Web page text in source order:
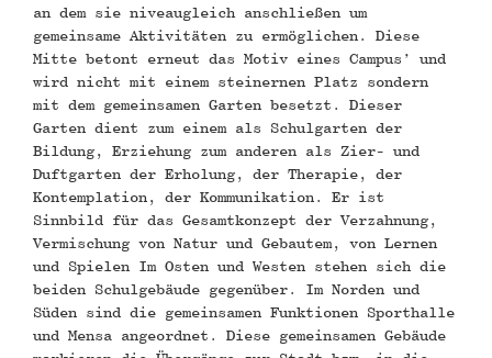
an dem sie niveaugleich anschließen um
gemeinsame Aktivitäten zu ermöglichen. Diese
Mitte betont erneut das Motiv eines Campus’ und
wird nicht mit einem steinernen Platz sondern
mit dem gemeinsamen Garten besetzt. Dieser
Garten dient zum einem als Schulgarten der
Bildung, Erziehung zum anderen als Zier- und
Duftgarten der Erholung, der Therapie, der
Kontemplation, der Kommunikation. Er ist
Sinnbild für das Gesamtkonzept der Verzahnung,
Vermischung von Natur und Gebautem, von Lernen
und Spielen Im Osten und Westen stehen sich die
beiden Schulgebäude gegenüber. Im Norden und
Süden sind die gemeinsamen Funktionen Sporthalle
und Mensa angeordnet. Diese gemeinsamen Gebäude